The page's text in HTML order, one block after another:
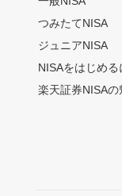
つみたてNISA
ジュニアNISA
NISAをはじめる
楽天証券NISAの